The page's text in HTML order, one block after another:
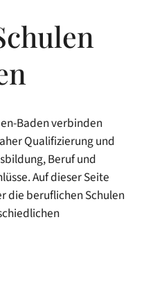
Baden verbinden
Qualifizierung und
Beruf und
Auf dieser Seite
die beruflichen Schulen